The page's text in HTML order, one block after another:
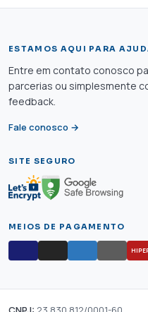
ESTAMOS AQUI PARA
Entre em contato conosco
parcerias ou simplesmente
feedback.
Fale conosco →
SITE SEGURO
MEIOS DE PAGAMENTO